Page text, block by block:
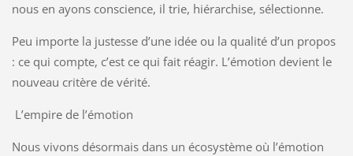
nous en ayons conscience, il trie, hiérarchise, sélectionne.
Peu importe la justesse d’une idée ou la qualité d’un propos
: ce qui compte, c’est ce qui fait réagir. L’émotion devient le
nouveau critère de vérité.
L’empire de l’émotion
Nous vivons désormais dans un écosystème où l’émotion